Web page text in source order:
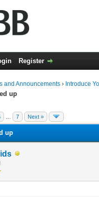
Register
and Announcements › Introduce
up
7 Next »
up